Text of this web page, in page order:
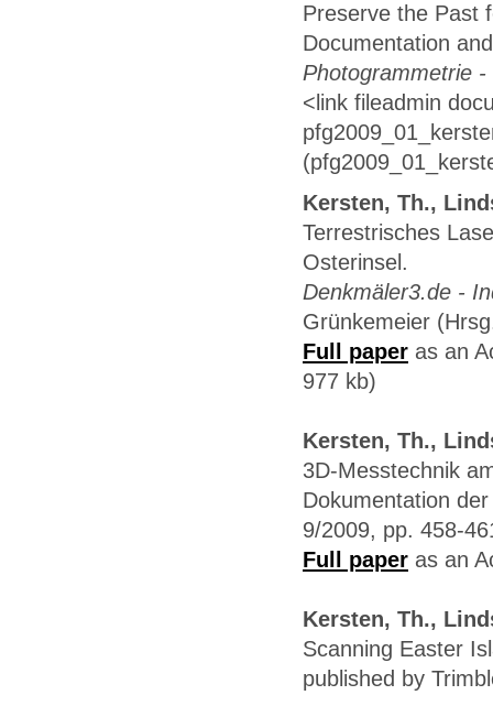
Preserve the Past
Documentation
Photogrammetrie
<link fileadmin
Kersten, Th.,
Terrestrisches
Osterinsel.
Denkmäler3.de -
Grünkemeier
Full paper as an
977 kb)
Kersten, Th.,
3D-Messtechnik
Dokumentation
9/2009, pp. 458-
Full paper as an
Kersten, Th.,
Scanning Easter
published by